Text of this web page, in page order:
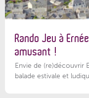
Rando Jeu à
amusant !
Envie de (re)découvrir
balade estivale et